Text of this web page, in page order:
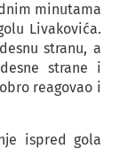
minutama
Livakovića.
stranu, a
strane i
reagovao i
ispred gola